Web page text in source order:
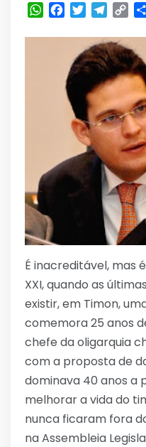
WhatsApp
Facebook
Twitter
É inacreditável, mas
XXI, quando as
existir, em Timon,
comemora 25 anos
chefe da oligarquia
com a proposta de
dominava 40 anos a
melhorar a vida do
nunca ficaram fora
na Assembleia